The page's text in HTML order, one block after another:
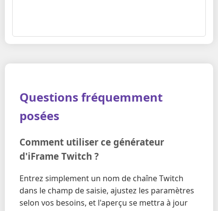
Questions fréquemment
posées
Comment utiliser ce générateur
d'iFrame Twitch ?
Entrez simplement un nom de chaîne Twitch
dans le champ de saisie, ajustez les paramètres
selon vos besoins, et l'aperçu se mettra à jour